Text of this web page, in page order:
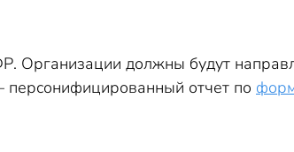
Организации должны будут
персонифицированный отчет по